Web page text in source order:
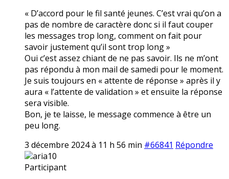
« D’accord pour le fil santé jeunes. C’est vrai qu’on a
pas de nombre de caractère donc si il faut couper
les messages trop long, comment on fait pour
savoir justement qu’il sont trop long »
Oui c’est assez chiant de ne pas savoir. Ils ne m’ont
pas répondu à mon mail de samedi pour le moment.
Je suis toujours en « attente de réponse » après il y
aura « l’attente de validation » et ensuite la réponse
sera visible.
Bon, je te laisse, le message commence à être un
peu long.
3 décembre 2024 à 11 h 56 min #66841 Répondre
aria10
Participant